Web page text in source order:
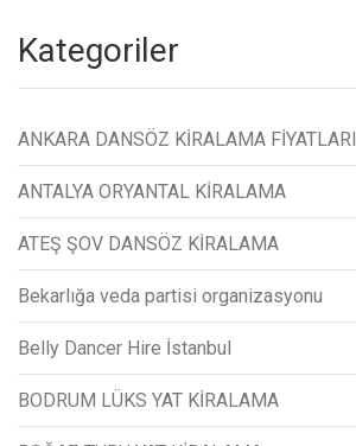
Kategoriler
ANKARA DANSÖZ KİRALAMA FİYATLARI
ANTALYA ORYANTAL KİRALAMA
ATEŞ ŞOV DANSÖZ KİRALAMA
Bekarlığa veda partisi organizasyonu
Belly Dancer Hire İstanbul
BODRUM LÜKS YAT KİRALAMA